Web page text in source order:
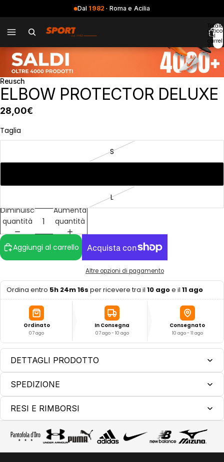
Dal 1982 · Roma e Acilia
Totale
nel
0
Reusch
ELBOW PROTECTOR DELUXE
28,00€
Taglia
S
L
Diminuisci
quantità
Aumenta
quantità
Aggiungi al carrello
Altre opzioni di pagamento
Ordina entro 5h 24m 16s per ricevere tra il 10 agoe il 11 ago
Ordinato
07 ago
In Consegna
07 ago - 10 ago
Consegnato
10 ago - 11 ago
DETTAGLI PRODOTTO
SPEDIZIONE
RESI E RIMBORSI